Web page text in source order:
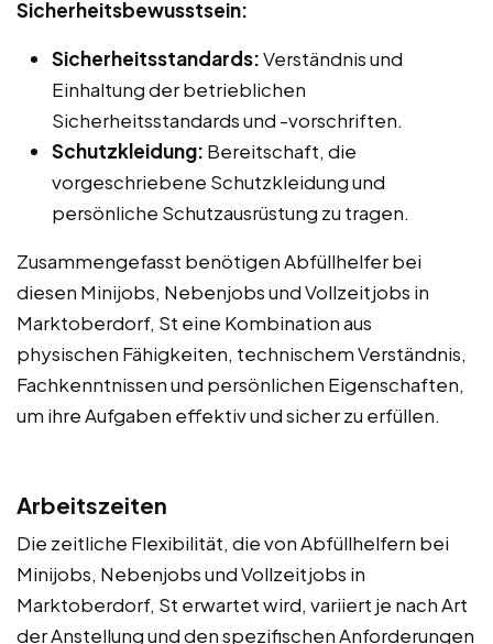
Sicherheitsbewusstsein:
Sicherheitsstandards:Verständnis und
Einhaltung der betrieblichen
Sicherheitsstandards und -vorschriften.
Schutzkleidung: Bereitschaft, die
vorgeschriebene Schutzkleidung und
persönliche Schutzausrüstung zu tragen.
Zusammengefasst benötigen Abfüllhelfer bei
diesen Minijobs, Nebenjobs und Vollzeitjobs in
Marktoberdorf, St eine Kombination aus
physischen Fähigkeiten, technischem Verständnis,
Fachkenntnissen und persönlichen Eigenschaften,
um ihre Aufgaben effektiv und sicher zu erfüllen.
Arbeitszeiten
Die zeitliche Flexibilität, die von Abfüllhelfern bei
Minijobs, Nebenjobs und Vollzeitjobs in
Marktoberdorf, St erwartet wird, variiert je nach Art
der Anstellung und den spezifischen Anforderungen